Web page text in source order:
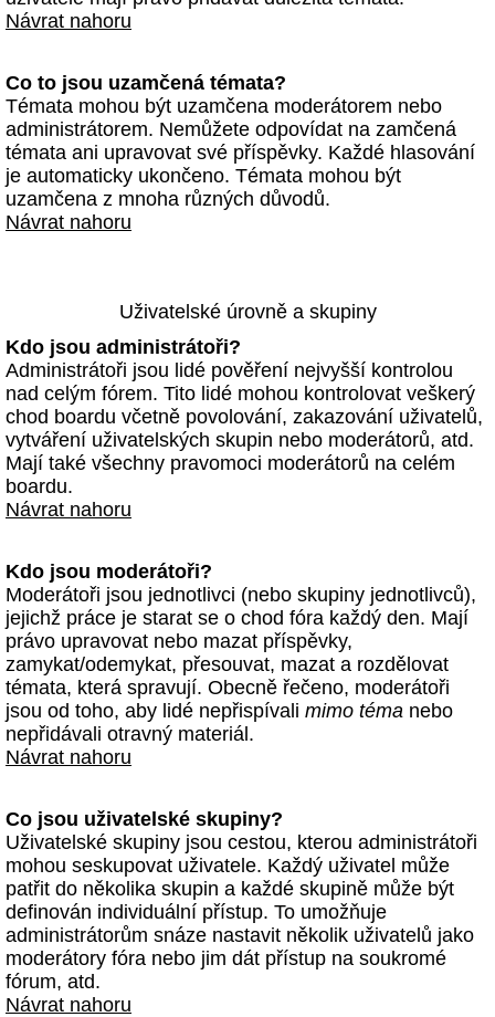
Návrat nahoru
Co to jsou uzamčená témata?
Témata mohou být uzamčena moderátorem nebo
administrátorem. Nemůžete odpovídat na zamčená
témata ani upravovat své příspěvky. Každé hlasování
je automaticky ukončeno. Témata mohou být
uzamčena z mnoha různých důvodů.
Návrat nahoru
Uživatelské úrovně a skupiny
Kdo jsou administrátoři?
Administrátoři jsou lidé pověření nejvyšší kontrolou
nad celým fórem. Tito lidé mohou kontrolovat veškerý
chod boardu včetně povolování, zakazování uživatelů,
vytváření uživatelských skupin nebo moderátorů, atd.
Mají také všechny pravomoci moderátorů na celém
boardu.
Návrat nahoru
Kdo jsou moderátoři?
Moderátoři jsou jednotlivci (nebo skupiny jednotlivců),
jejichž práce je starat se o chod fóra každý den. Mají
právo upravovat nebo mazat příspěvky,
zamykat/odemykat, přesouvat, mazat a rozdělovat
témata, která spravují. Obecně řečeno, moderátoři
jsou od toho, aby lidé nepřispívali mimo téma nebo
nepřidávali otravný materiál.
Návrat nahoru
Co jsou uživatelské skupiny?
Uživatelské skupiny jsou cestou, kterou administrátoři
mohou seskupovat uživatele. Každý uživatel může
patřit do několika skupin a každé skupině může být
definován individuální přístup. To umožňuje
administrátorům snáze nastavit několik uživatelů jako
moderátory fóra nebo jim dát přístup na soukromé
fórum, atd.
Návrat nahoru